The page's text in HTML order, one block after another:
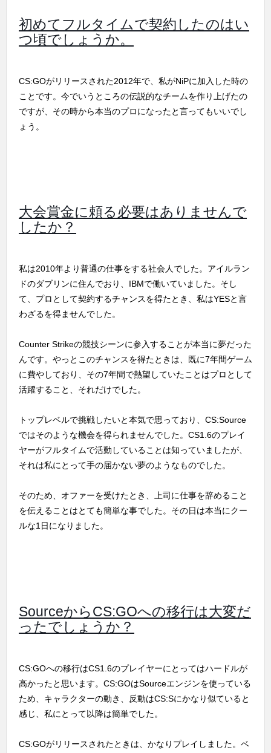
初めてフルタイムで契約したのはい
つ頃でしょうか。
CS:GOがリリースされた2012年で、私がNiPに加入した時の
ことです。今でいうところの伝説的なチームを作り上げたの
ですが、その時から本当のプロになったと言ってもいいでし
ょう。
大会賞金に頼る必要はありませんで
したか？
私は2010年より普通の仕事をする社会人でした。アイルラン
ドのダブリンに住んでおり、IBMで働いていました。そし
て、プロとして契約するチャンスを得たとき、私はYESと言
わざるを得ませんでした。
Counter Strikeの競技シーンに参入することが本当に夢だった
んです。やっとこのチャンスを得たときは、既に7年間ゲーム
に費やしており、その7年間で熱望していたことはプロとして
活躍すること、それだけでした。
トップレベルで挑戦したいと本気で思っており、CS:Source
ではそのような機会を得られませんでした。CS1.6のプレイ
ヤーがフルタイムで活動していることは知っていましたが、
それは私にとって手の届かない夢のようなものでした。
そのため、オファーを受けたとき、上司に仕事を辞めること
を伝えることはとても簡単な事でした。その日は本当にクー
ルな1日になりました。
SourceからCS:GOへの移行は大変だ
ったでしょうか？
CS:GOへの移行はCS1.6のプレイヤーにとってはハードルが
高かったと思います。CS:GOはSourceエンジンを使っている
ため、キャラクターの動き、反動はCS:Sにかなり似ていると
感じ、私にとって以降は簡単でした。
CS:GOがリリースされたときは、かなりプレイしました。ベ